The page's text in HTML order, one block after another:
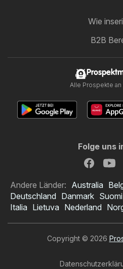
Wie
B2B
Alle Prospekte an
Folge uns
Andere Länder: Australia
Deutschland Danmark Suomi
Italia Lietuva Nederland
Copyright © 2026